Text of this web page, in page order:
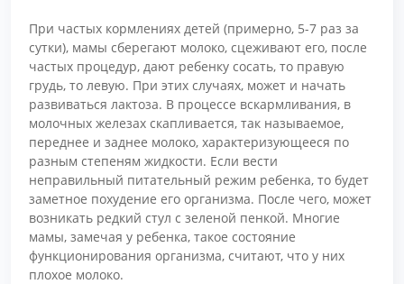
При частых кормлениях детей (примерно, 5-7 раз за
сутки), мамы сберегают молоко, сцеживают его, после
частых процедур, дают ребенку сосать, то правую
грудь, то левую. При этих случаях, может и начать
развиваться лактоза. В процессе вскармливания, в
молочных железах скапливается, так называемое,
переднее и заднее молоко, характеризующееся по
разным степеням жидкости. Если вести
неправильный питательный режим ребенка, то будет
заметное похудение его организма. После чего, может
возникать редкий стул с зеленой пенкой. Многие
мамы, замечая у ребенка, такое состояние
функционирования организма, считают, что у них
плохое молоко.